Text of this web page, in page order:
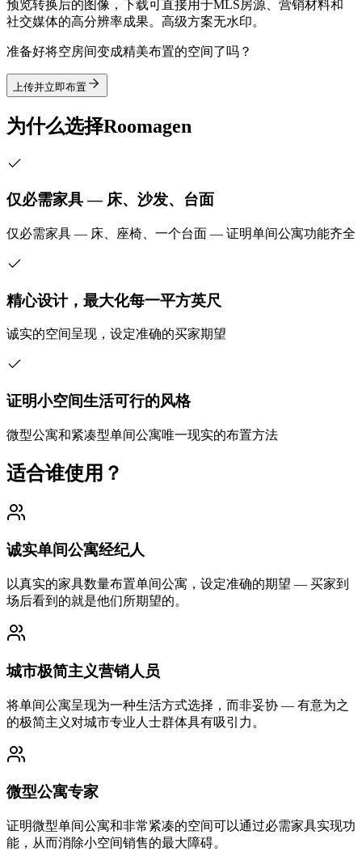
预览转换后的图像，下载可直接用于MLS房源、营销材料和
社交媒体的高分辨率成果。高级方案无水印。
准备好将空房间变成精美布置的空间了吗？
上传并立即布置
为什么选择Roomagen
仅必需家具 — 床、沙发、台面
仅必需家具 — 床、座椅、一个台面 — 证明单间公寓功能齐全
精心设计，最大化每一平方英尺
诚实的空间呈现，设定准确的买家期望
证明小空间生活可行的风格
微型公寓和紧凑型单间公寓唯一现实的布置方法
适合谁使用？
诚实单间公寓经纪人
以真实的家具数量布置单间公寓，设定准确的期望 — 买家到
场后看到的就是他们所期望的。
城市极简主义营销人员
将单间公寓呈现为一种生活方式选择，而非妥协 — 有意为之
的极简主义对城市专业人士群体具有吸引力。
微型公寓专家
证明微型单间公寓和非常紧凑的空间可以通过必需家具实现功
能，从而消除小空间销售的最大障碍。